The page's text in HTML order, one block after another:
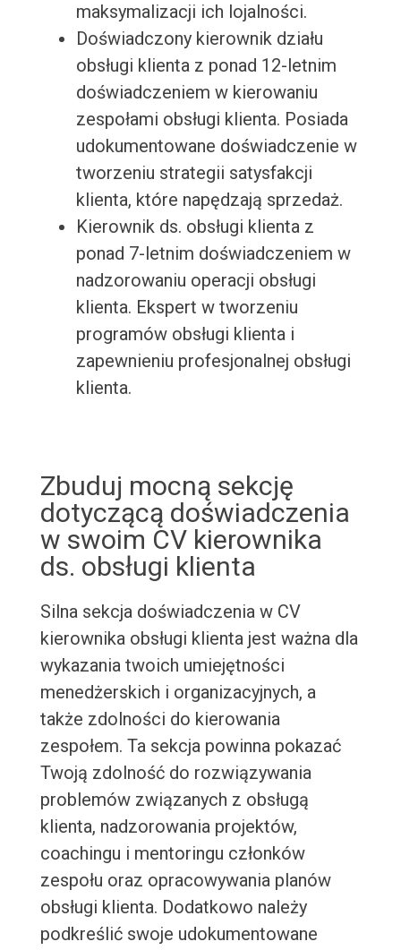
maksymalizacji ich lojalności.
Doświadczony kierownik działu
obsługi klienta z ponad 12-letnim
doświadczeniem w kierowaniu
zespołami obsługi klienta. Posiada
udokumentowane doświadczenie w
tworzeniu strategii satysfakcji
klienta, które napędzają sprzedaż.
Kierownik ds. obsługi klienta z
ponad 7-letnim doświadczeniem w
nadzorowaniu operacji obsługi
klienta. Ekspert w tworzeniu
programów obsługi klienta i
zapewnieniu profesjonalnej obsługi
klienta.
Zbuduj mocną sekcję
dotyczącą doświadczenia
w swoim CV kierownika
ds. obsługi klienta
Silna sekcja doświadczenia w CV
kierownika obsługi klienta jest ważna dla
wykazania twoich umiejętności
menedżerskich i organizacyjnych, a
także zdolności do kierowania
zespołem. Ta sekcja powinna pokazać
Twoją zdolność do rozwiązywania
problemów związanych z obsługą
klienta, nadzorowania projektów,
coachingu i mentoringu członków
zespołu oraz opracowywania planów
obsługi klienta. Dodatkowo należy
podkreślić swoje udokumentowane